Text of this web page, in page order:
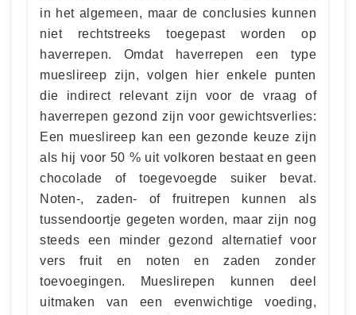
in het algemeen, maar de conclusies kunnen
niet rechtstreeks toegepast worden op
haverrepen. Omdat haverrepen een type
mueslireep zijn, volgen hier enkele punten
die indirect relevant zijn voor de vraag of
haverrepen gezond zijn voor gewichtsverlies:
Een mueslireep kan een gezonde keuze zijn
als hij voor 50 % uit volkoren bestaat en geen
chocolade of toegevoegde suiker bevat.
Noten-, zaden- of fruitrepen kunnen als
tussendoortje gegeten worden, maar zijn nog
steeds een minder gezond alternatief voor
vers fruit en noten en zaden zonder
toevoegingen. Mueslirepen kunnen deel
uitmaken van een evenwichtige voeding,